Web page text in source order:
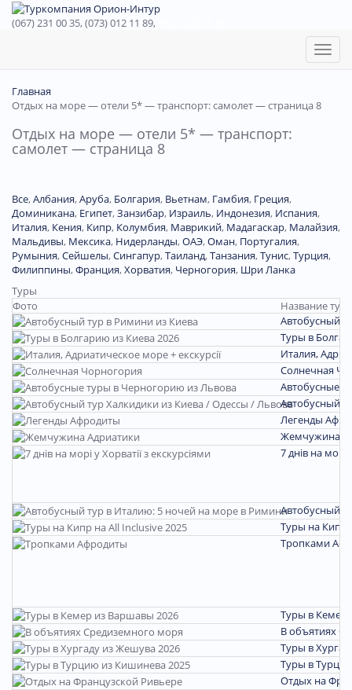
(067) 231 00 35, (073) 012 11 89,
Toggle
Главная
Отдых на море — отели 5* — транспорт: самолет — страница 8
Отдых на море — отели 5* — транспорт:
самолет — страница 8
Все,Албания,Аруба, Болгария, Вьетнам, Гамбия, Греция,
Доминиканa, Египет,Занзибар, Израиль, Индонезия, Испания,
Италия, Кения, Кипр, Колумбия, Маврикий, Мадагаскар, Малайзия,
Мальдивы, Мексика, Нидерланды,ОАЭ,Оман, Португалия,
Румыния,Сейшелы,Сингапур,Таиланд,Танзания,Тунис,Турция,
Филиппины,Франция,Хорватия, Черногория, Шри Ланка
Туры
Фото
Название тура
Автобусный
Туры в
Италия,
Солнечная
Автобусные
Автобусный
Легенды
Жемчужина
7 днів на морі
Автобусный
Туры на Кипр
Тропками
Туры в Кемер
В объятиях
Туры в
Туры в
Отдых на